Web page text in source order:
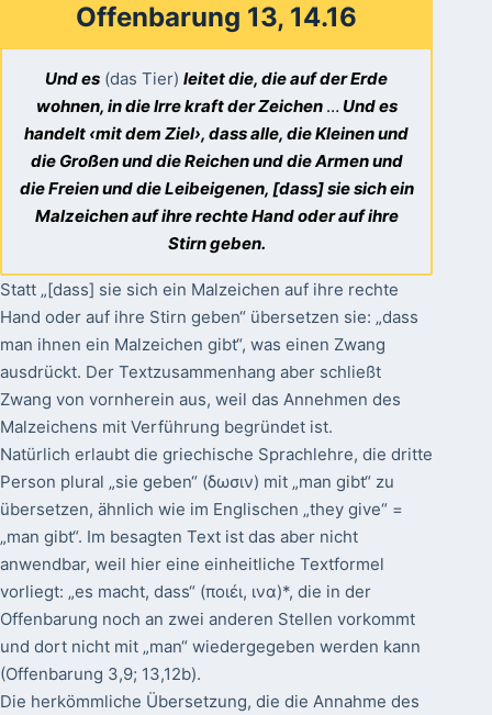
Offenbarung 13, 14.16
Und es (das Tier)leitet die, die auf der Erde
wohnen, in die Irre kraft der Zeichen … Und es
handelt ‹mit dem Ziel›, dass alle, die Kleinen und
die Großen und die Reichen und die Armen und
die Freien und die Leibeigenen, [dass] sie sich ein
Malzeichen auf ihre rechte Hand oder auf ihre
Stirn geben.
Statt „[dass] sie sich ein Malzeichen auf ihre rechte
Hand oder auf ihre Stirn geben“ übersetzen sie: „dass
man ihnen ein Malzeichen gibt“, was einen Zwang
ausdrückt. Der Textzusammenhang aber schließt
Zwang von vornherein aus, weil das Annehmen des
Malzeichens mit Verführung begründet ist.
Natürlich erlaubt die griechische Sprachlehre, die dritte
Person plural „sie geben“ (δωσιν) mit „man gibt“ zu
übersetzen, ähnlich wie im Englischen „they give“ =
„man gibt“. Im besagten Text ist das aber nicht
anwendbar, weil hier eine einheitliche Textformel
vorliegt: „es macht, dass“ (ποιέι, ινα)*, die in der
Offenbarung noch an zwei anderen Stellen vorkommt
und dort nicht mit „man“ wiedergegeben werden kann
(Offenbarung 3,9; 13,12b).
Die herkömmliche Übersetzung, die die Annahme des